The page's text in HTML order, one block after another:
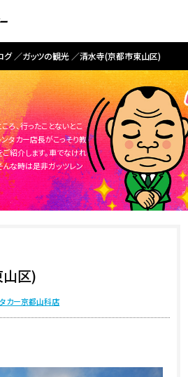
グ ガッツの観光 清水寺(京都市東山区)
ろ、行ったことないとこ
タカー店長がこっそり教
ご紹介します。車でなけれ
んな時は是非ガッツレン
区)
カー京都山科店